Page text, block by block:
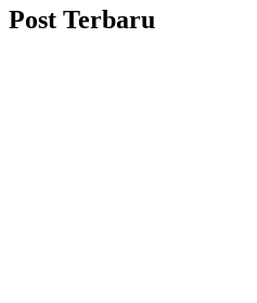
Post Terbaru